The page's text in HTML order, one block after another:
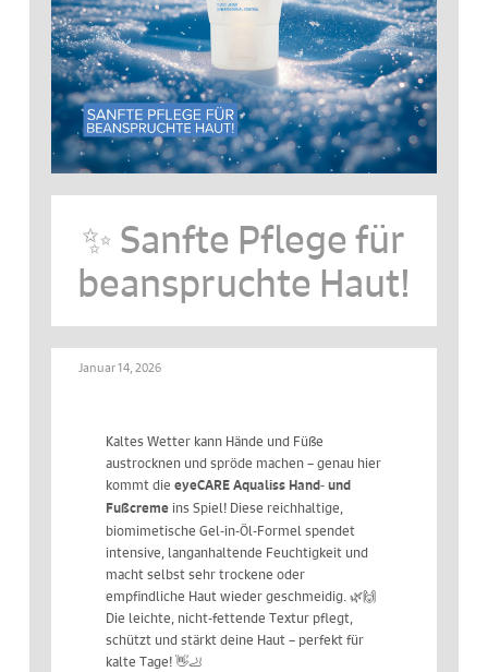
✨ Sanfte Pflege für
beanspruchte Haut!
Januar 14, 2026
Kaltes Wetter kann Hände und Füße
austrocknen und spröde machen – genau hier
kommt die eyeCARE Aqualiss Hand- und
Fußcremeins Spiel! Diese reichhaltige,
biomimetische Gel-in-Öl-Formel spendet
intensive, langanhaltende Feuchtigkeit und
macht selbst sehr trockene oder
empfindliche Haut wieder geschmeidig. 🌿🙌
Die leichte, nicht-fettende Textur pflegt,
schützt und stärkt deine Haut – perfekt für
kalte Tage! 👋🦶